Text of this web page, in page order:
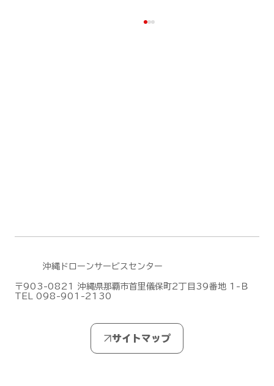
沖縄ドローンサービスセンター
〒903-0821 沖縄県那覇市首里儀保町2丁目39番地 1-Ｂ
TEL 098-901-2130